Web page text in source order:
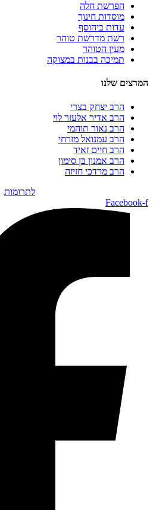
הפרשת חלה
מוסדות חינוך
עדות ביהוסף
רשת מדרשת טוהר
מעין הטוהר
תמיכה בבנות במצוקה
המרצים שלנו
הרב יצחק בצרי
הרב אדיר אלעזר לוי
הרב נאור תוהמי
הרב עמנואל מזרחי
הרב חיים זאיד
הרב אמנון בן סימון
הרב מרדכי חזיזה
לתרומות
Facebook-f